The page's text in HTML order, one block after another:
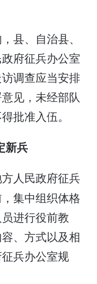
县、自治县、
府征兵办公室
调查应当安排
见，未经部队
批准入伍。
新兵
人民政府征兵
集中组织体格
进行役前教
、方式以及相
兵办公室规